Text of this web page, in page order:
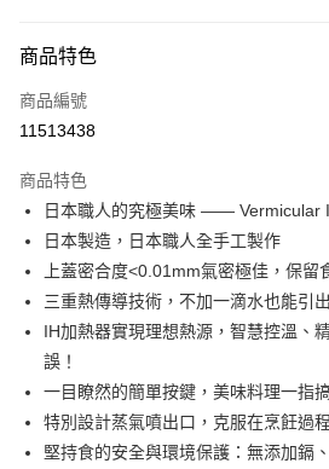
信用卡一次付款
信用卡分期付款
合作金庫商業銀行
華南商業銀行
彰化
上海商業儲蓄銀行
國泰世華商業銀行
兆豐
臺灣中小企業銀行
台中
匯豐（台灣）商業銀行
華泰
聯邦商業銀行
遠
元大商業銀行
玉山商業銀行
星展
台新國際商業銀行
中國
台灣樂天信用卡公司
6 期 0 利率 每期
華南商業銀行
上海商業儲蓄銀行
台北
國泰世華商業銀行
兆豐
臺灣中小企業銀行
台中
匯豐（台灣）商業銀行
聯邦商業銀行
遠東
元大商業銀行
永豐
玉山商業銀行
星展
台新國際商業銀行
中國
即享券
LINE Pay
Apple Pay
街口支付
Google Pay
ATM付款
商品特色
商品編號
11513438
商品特色
日本職人的究極美味 —— Vermicular
日本製造，日本職人全手工製作
上蓋密合度<0.01mm氣密極佳，保留
三重熱傳導技術，不加一滴水也能引
IH加熱器實現理想熱源，智慧控溫、
誤！
一目瞭然的簡單按鍵，美味料理一指
特別設計蒸氣噴出口，克服在烹飪過
堅持食的安全與環境保護：無添加鎘